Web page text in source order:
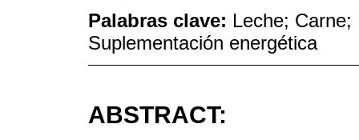
Palabras clave: Leche;
Suplementación energética
ABSTRACT: